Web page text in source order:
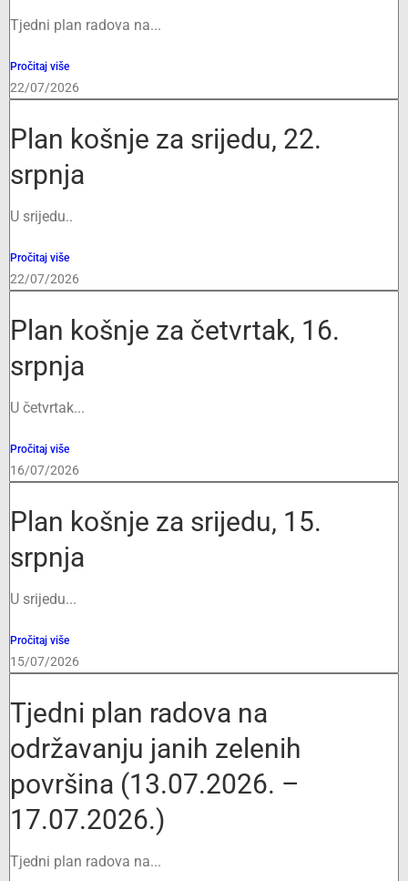
Tjedni plan radova na...
Pročitaj više
22/07/2026
Plan košnje za srijedu, 22.
srpnja
U srijedu..
Pročitaj više
22/07/2026
Plan košnje za četvrtak, 16.
srpnja
U četvrtak...
Pročitaj više
16/07/2026
Plan košnje za srijedu, 15.
srpnja
U srijedu...
Pročitaj više
15/07/2026
Tjedni plan radova na
održavanju janih zelenih
površina (13.07.2026. –
17.07.2026.)
Tjedni plan radova na...